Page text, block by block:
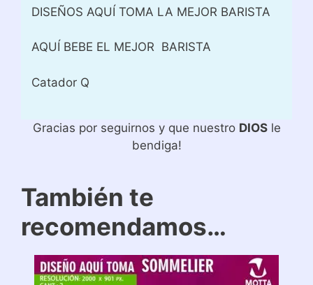
DISEÑOS AQUÍ TOMA LA MEJOR BARISTA
AQUÍ BEBE EL MEJOR BARISTA
Catador Q
Gracias por seguirnos y que nuestro DIOSle
bendiga!
También te
recomendamos…